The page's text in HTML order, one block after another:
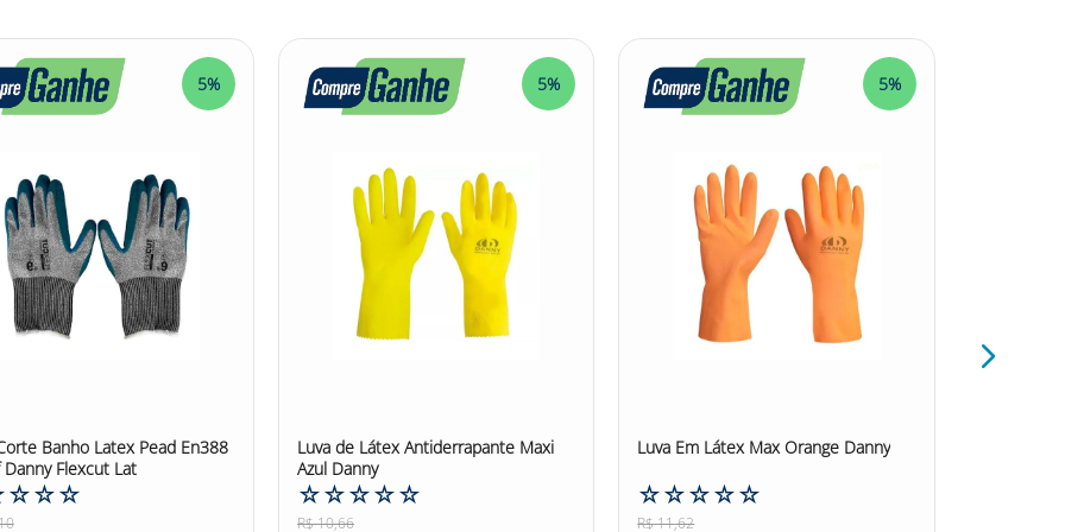
ácidos e solventes industriais.
mãos contra agentes naturais e produtos agroquímicos.
garantindo segurança e destreza.
perigosas.
das mãos são essenciais.
e aderência.
5%
Banho Latex Pead En388
Flexcut Lat
☆☆☆
5%
Luva de Látex Antiderrapante Maxi
Azul Danny
☆☆☆☆☆
R$10,66
5%
Luva Em Látex Max Orange Danny
☆☆☆☆☆
R$11,62